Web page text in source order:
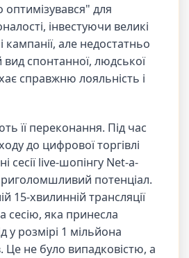
оптимізувався" для
інвестуючи великі
але недостатньо
вид спонтанної, людської
справжню лояльність і
її переконання. Під час
до цифрової торгівлі
сесії live-шопінгу Net-a-
потенціал.
15-хвилинній трансляції
сесію, яка принесла
у розмірі 1 мільйона
Це не було випадковістю, а